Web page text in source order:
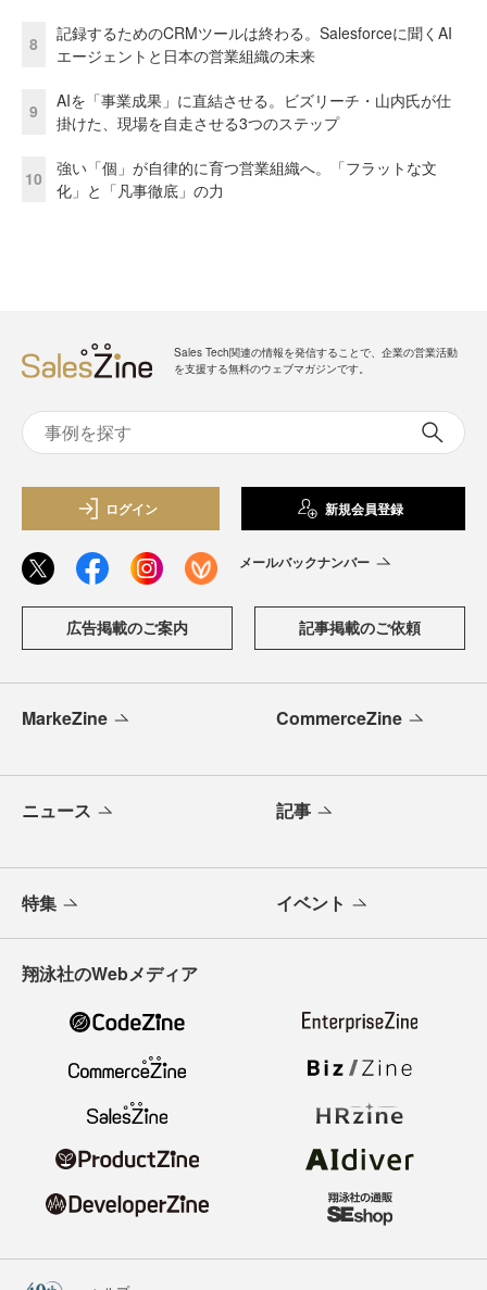
8
記録するためのCRMツールは終わる。Salesforceに聞くAI
エージェントと日本の営業組織の未来
9
AIを「事業成果」に直結させる。ビズリーチ・山内氏が仕
掛けた、現場を自走させる3つのステップ
10
強い「個」が自律的に育つ営業組織へ。「フラットな文
化」と「凡事徹底」の力
Sales Tech関連の情報を発信することで、企業の営業活動
を支援する無料のウェブマガジンです。
ログイン 新規会員登録
メールバックナンバー
広告掲載のご案内 記事掲載のご依頼
MarkeZine CommerceZine
ニュース 記事
特集 イベント
翔泳社のWebメディア